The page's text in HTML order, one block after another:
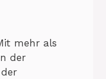
mehr als
der